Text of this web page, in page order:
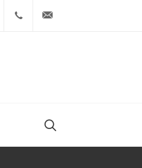
Instagram+54 9 236 465-4833